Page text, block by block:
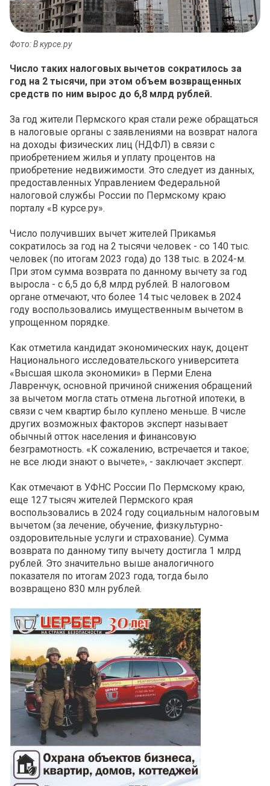
Фото: В курсе.ру
Число таких налоговых вычетов сократилось за
год на 2 тысячи, при этом объем возвращенных
средств по ним вырос до 6,8 млрд рублей.
За год жители Пермского края стали реже обращаться
в налоговые органы с заявлениями на возврат налога
на доходы физических лиц (НДФЛ) в связи с
приобретением жилья и уплату процентов на
приобретение недвижимости. Это следует из данных,
предоставленных Управлением Федеральной
налоговой службы России по Пермскому краю
порталу «В курсе.ру».
Число получивших вычет жителей Прикамья
сократилось за год на 2 тысячи человек - со 140 тыс.
человек (по итогам 2023 года) до 138 тыс. в 2024-м.
При этом сумма возврата по данному вычету за год
выросла - с 6,5 до 6,8 млрд рублей. В налоговом
органе отмечают, что более 14 тыс человек в 2024
году воспользовались имущественным вычетом в
упрощенном порядке.
Как отметила кандидат экономических наук, доцент
Национального исследовательского университета
«Высшая школа экономики» в Перми Елена
Лавренчук, основной причиной снижения обращений
за вычетом могла стать отмена льготной ипотеки, в
связи с чем квартир было куплено меньше. В числе
других возможных факторов эксперт называет
обычный отток населения и финансовую
безграмотность. «К сожалению, встречается и такое;
не все люди знают о вычете», - заключает эксперт.
Как отмечают в УФНС России По Пермскому краю,
еще 127 тысяч жителей Пермского края
воспользовались в 2024 году социальным налоговым
вычетом (за лечение, обучение, физкультурно-
оздоровительные услуги и страхование). Сумма
возврата по данному типу вычету достигла 1 млрд
рублей. Это значительно выше аналогичного
показателя по итогам 2023 года, тогда было
возвращено 830 млн рублей.